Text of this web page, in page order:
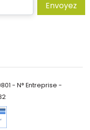
Envoyez
- N° Entreprise -